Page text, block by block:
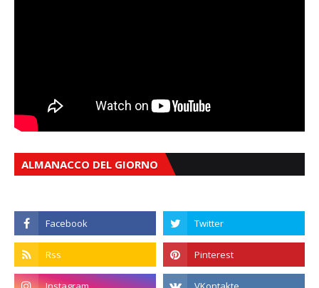
ALMANACCO DEL GIORNO